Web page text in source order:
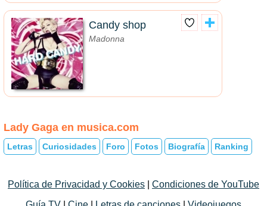
Candy shop
Madonna
Lady Gaga en musica.com
Letras Curiosidades Foro Fotos Biografía Ranking
Política de Privacidad y Cookies
Condiciones de YouTube